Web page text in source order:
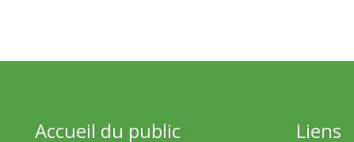
Accueil du public Liens